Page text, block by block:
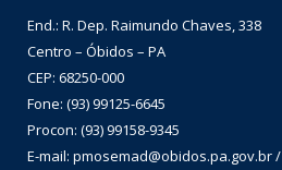
End.: R. Dep. Raimundo Chaves, 338
Centro – Óbidos – PA
CEP: 68250-000
Fone: (93) 99125-6645
Procon: (93) 99158-9345
E-mail: pmosemad@obidos.pa.gov.br /